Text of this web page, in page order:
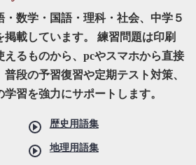
・数学・国語・理科・社会、中学５
載しています。 練習問題は印刷
えるものから、pcやスマホから直接
段の予習復習や定期テスト対策、
習を強力にサポートします。
歴史用語集
地理用語集